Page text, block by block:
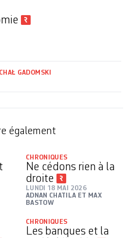
GADOMSKI
également
CHRONIQUES
Ne cédons rien à la
droite
LUNDI 18 MAI 2026
ADNAN CHATILA ET MAX
BASTOW
CHRONIQUES
Les banques et la